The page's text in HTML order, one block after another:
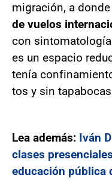
migración, a
de vuelos
con
es un espacio
tenía
tos y sin
Lea además: Iván
clases
educación pública